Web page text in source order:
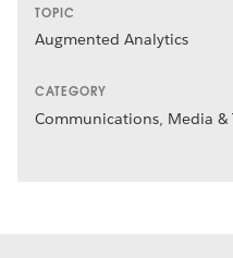
TOPIC
Augmented Analytics
CATEGORY
Communications, Media &